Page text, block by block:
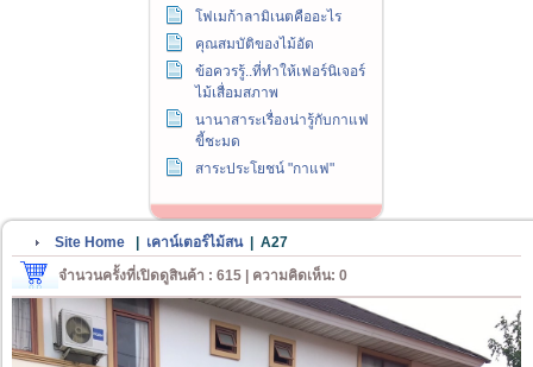
โฟเมก้าลามิเนตคืออะไร
คุณสมบัติของไม้อัด
ข้อควรรู้..ที่ทำให้เฟอร์นิเจอร์
ไม้เสื่อมสภาพ
นานาสาระเรื่องน่ารู้กับกาแฟ
ขี้ชะมด
สาระประโยชน์ "กาแฟ"
Site Home เคาน์เตอร์ไม้สน| A27
จำนวนครั้งที่เปิดดูสินค้า : 615 | ความคิดเห็น: 0